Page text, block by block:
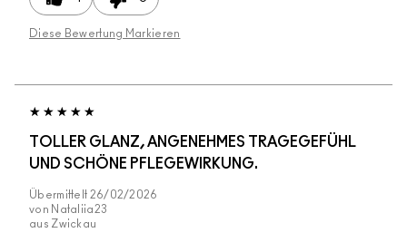
Diese Bewertung Markieren
TOLLER GLANZ, ANGENEHMES TRAGEGEFÜHL
UND SCHÖNE PFLEGEWIRKUNG.
Übermittelt 26/02/2026
von Nataliia23
aus Zwickau